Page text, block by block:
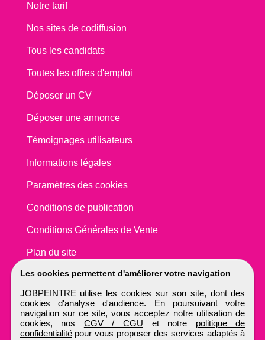
Les cookies permettent d'améliorer votre navigation
JOBPEINTRE utilise les cookies sur son site, dont des
cookies d'analyse d'audience. En poursuivant votre
navigation sur ce site, vous acceptez notre utilisation de
cookies, nos CGV / CGU et notre politique de
confidentialitépour vous proposer des services adaptés à
Notre tarif
Nos sites de codiffusion
Tous les candidats
Toutes les offres d'emploi
Déposer un CV
Déposer une annonce
Témoignages utilisateurs
Informations légales
Paramètres des cookies
Conditions de publication
Conditions Générales de Vente
Plan du site